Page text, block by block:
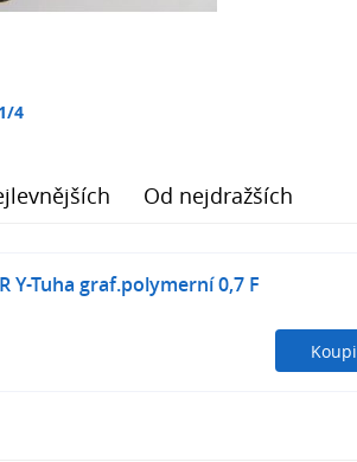
4
Od nejdražších
Y-Tuha graf.polymerní 0,7 F